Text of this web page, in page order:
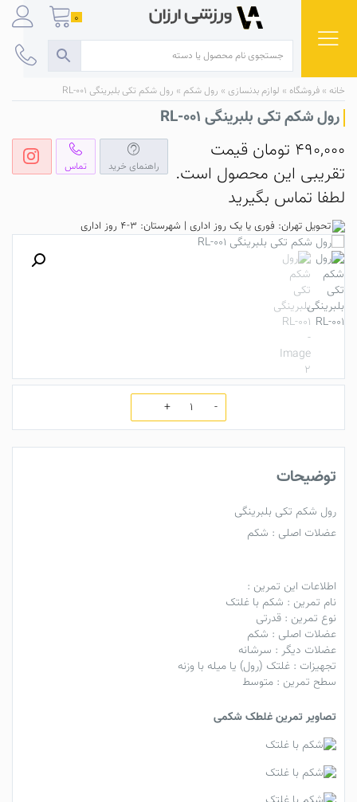
content
0
خانه » فروشگاه » لوازم بدنسازی » رول شکم » رول شکم تکی بلبرینگی RL-001
رول شکم تکی بلبرینگی RL-001
راهنمای خرید تماس
490,000 تومان قیمت
تقریبی این محصول است.
لطفا تماس بگیرید
تحویل تهران: فوری یا یک روز اداری | شهرستان: 3-4 روز اداری
توضیحات
رول شکم تکی بلبرینگی
عضلات اصلی : شکم
اطلاعات این تمرین :
نام تمرین : شکم با غلتک
نوع تمرین : قدرتی
عضلات اصلی : شکم
عضلات دیگر : سرشانه
تجهیزات : غلتک (رول) یا میله با وزنه
سطح تمرین : متوسط
تصاویر تمرین غلطک شکمی